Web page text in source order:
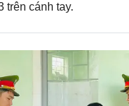
trên cánh tay.